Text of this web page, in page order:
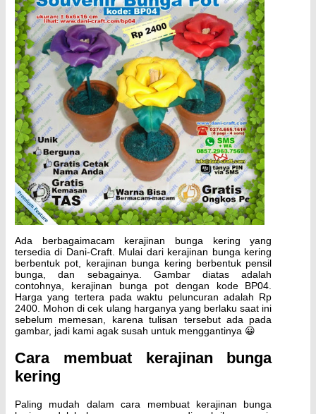
Ada berbagaimacam kerajinan bunga kering yang
tersedia di Dani-Craft. Mulai dari kerajinan bunga kering
berbentuk pot, kerajinan bunga kering berbentuk pensil
bunga, dan sebagainya. Gambar diatas adalah
contohnya, kerajinan bunga pot dengan kode BP04.
Harga yang tertera pada waktu peluncuran adalah Rp
2400. Mohon di cek ulang harganya yang berlaku saat ini
sebelum memesan, karena tulisan tersebut ada pada
gambar, jadi kami agak susah untuk menggantinya 😀
Cara membuat kerajinan bunga
kering
Paling mudah dalam cara membuat kerajinan bunga